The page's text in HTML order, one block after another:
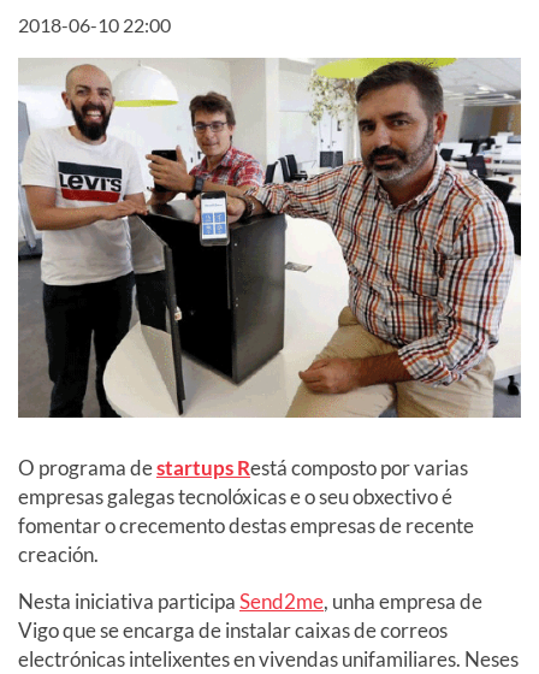
2018-06-10 22:00
O programa destartups Restá composto por varias
empresas galegas tecnolóxicas e o seu obxectivo é
fomentar o crecemento destas empresas de recente
creación.
Nesta iniciativa participaSend2me, unha empresa de
Vigo que se encarga de instalar caixas de correos
electrónicas intelixentes en vivendas unifamiliares. Neses